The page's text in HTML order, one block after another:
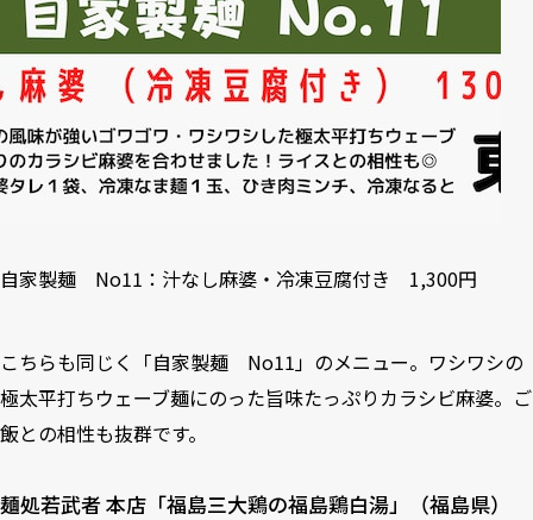
自家製麺 No11：汁なし麻婆・冷凍豆腐付き 1,300円
こちらも同じく「自家製麺 No11」のメニュー。ワシワシの
極太平打ちウェーブ麺にのった旨味たっぷりカラシビ麻婆。ご
飯との相性も抜群です。
麺処若武者 本店「福島三大鶏の福島鶏白湯」（福島県）